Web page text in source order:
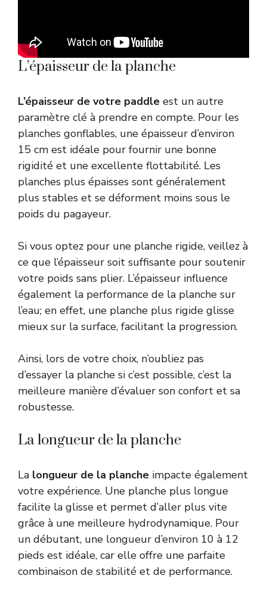
L’épaisseur de la planche
L’épaisseur de votre paddle est un autre
paramètre clé à prendre en compte. Pour les
planches gonflables, une épaisseur d’environ
15 cm est idéale pour fournir une bonne
rigidité et une excellente flottabilité. Les
planches plus épaisses sont généralement
plus stables et se déforment moins sous le
poids du pagayeur.
Si vous optez pour une planche rigide, veillez à
ce que l’épaisseur soit suffisante pour soutenir
votre poids sans plier. L’épaisseur influence
également la performance de la planche sur
l’eau; en effet, une planche plus rigide glisse
mieux sur la surface, facilitant la progression.
Ainsi, lors de votre choix, n’oubliez pas
d’essayer la planche si c’est possible, c’est la
meilleure manière d’évaluer son confort et sa
robustesse.
La longueur de la planche
La longueur de la planche impacte également
votre expérience. Une planche plus longue
facilite la glisse et permet d’aller plus vite
grâce à une meilleure hydrodynamique. Pour
un débutant, une longueur d’environ 10 à 12
pieds est idéale, car elle offre une parfaite
combinaison de stabilité et de performance.